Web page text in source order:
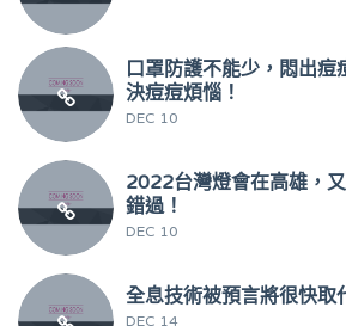
口罩防護不能少，悶出痘
決痘痘煩惱！
DEC 10
2022台灣燈會在高雄，
錯過！
DEC 10
全息技術被預言將很快取
DEC 14